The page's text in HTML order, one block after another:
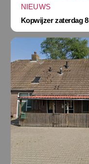
NIEUWS
Kopwijzer zaterdag